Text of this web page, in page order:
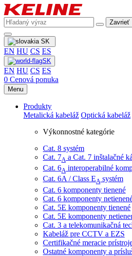
Zavrieť
SK
EN HU CS ES
SK
EN HU CS ES
0 Cenová ponuka
Menu
Produkty
Metalická kabeláž Optická kabeláž
Výkonnostné kategórie
Cat. 8 systém
Cat. 7A a Cat. 7 inštalačné
Cat. 6A interoperabilné
Cat. 6A / Class EA systém
Cat. 6 komponenty tienené
Cat. 6 komponenty
Cat. 5E komponenty tienené
Cat. 5E komponenty
Cat. 3 a telekomunikačná
Kabeláž pre CCTV a EZS
Certifikačné meracie
Ostatné komponenty a